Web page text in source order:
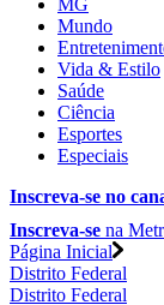
Mundo
Vida & Estilo
Saúde
Ciência
Esportes
Especiais
Inscreva-se no
Inscreva-se na
Página Inicial
Distrito Federal
Distrito Federal